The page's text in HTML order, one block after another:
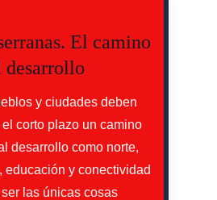
El camino
desarrollo
y ciudades deben
corto plazo un camino
desarrollo como norte,
educación y conectividad
las únicas cosas